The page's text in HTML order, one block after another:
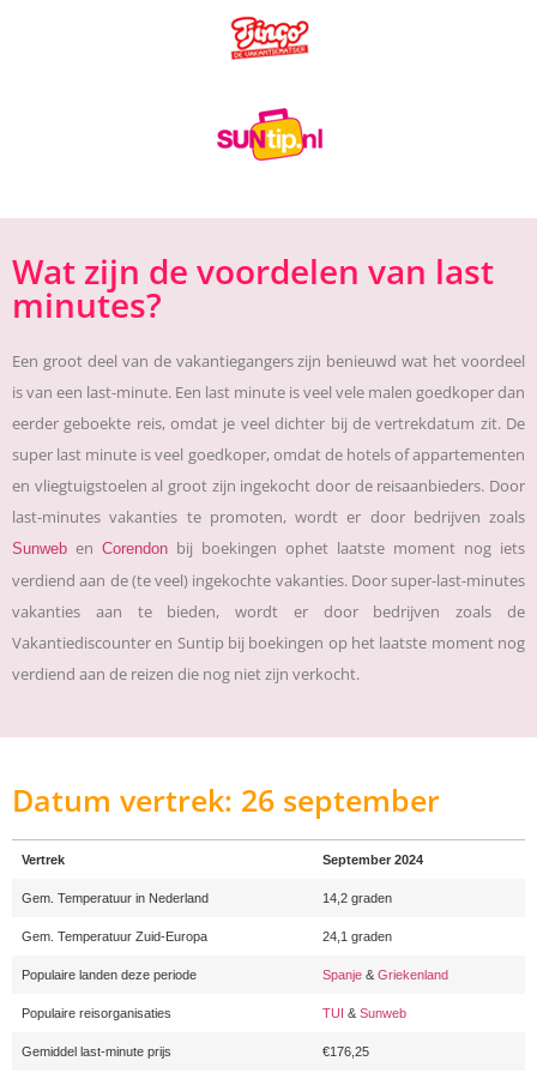
Wat zijn de voordelen van last
minutes?
Een groot deel van de vakantiegangers zijn benieuwd wat het voordeel
is van een last-minute. Een last minute is veel vele malen goedkoper dan
eerder geboekte reis, omdat je veel dichter bij de vertrekdatum zit. De
super last minute is veel goedkoper, omdat de hotels of appartementen
en vliegtuigstoelen al groot zijn ingekocht door de reisaanbieders. Door
last-minutes vakanties te promoten, wordt er door bedrijven zoals
Sunweb en Corendon bij boekingen ophet laatste moment nog iets
verdiend aan de (te veel) ingekochte vakanties. Door super-last-minutes
vakanties aan te bieden, wordt er door bedrijven zoals de
Vakantiediscounter en Suntip bij boekingen op het laatste moment nog
verdiend aan de reizen die nog niet zijn verkocht.
Datum vertrek: 26 september
Vertrek September 2024
Gem. Temperatuur in Nederland 14,2 graden
Gem. Temperatuur Zuid-Europa 24,1 graden
Populaire landen deze periode Spanje & Griekenland
Populaire reisorganisaties TUI & Sunweb
Gemiddel last-minute prijs €176,25